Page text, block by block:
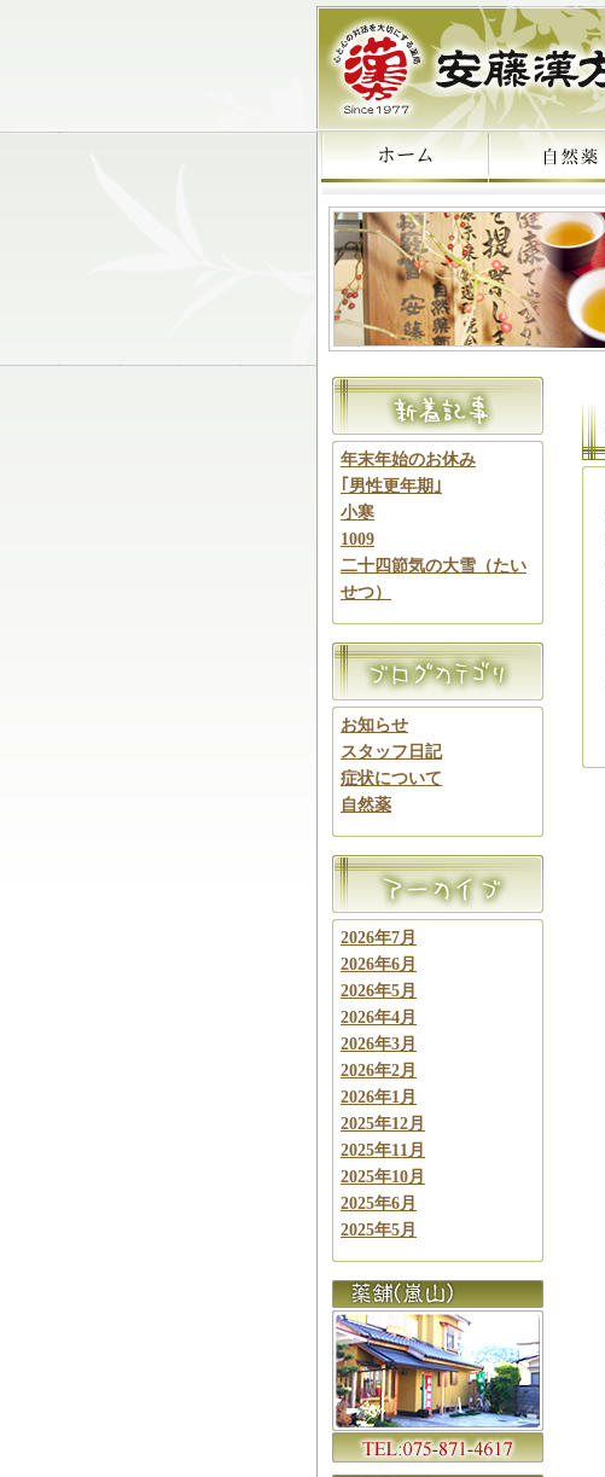
年末年始のお休み
｢男性更年期｣
小寒
1009
二十四節気の大雪（たい
せつ）
お知らせ
スタッフ日記
症状について
自然薬
2026年7月
2026年6月
2026年5月
2026年4月
2026年3月
2026年2月
2026年1月
2025年12月
2025年11月
2025年10月
2025年6月
2025年5月